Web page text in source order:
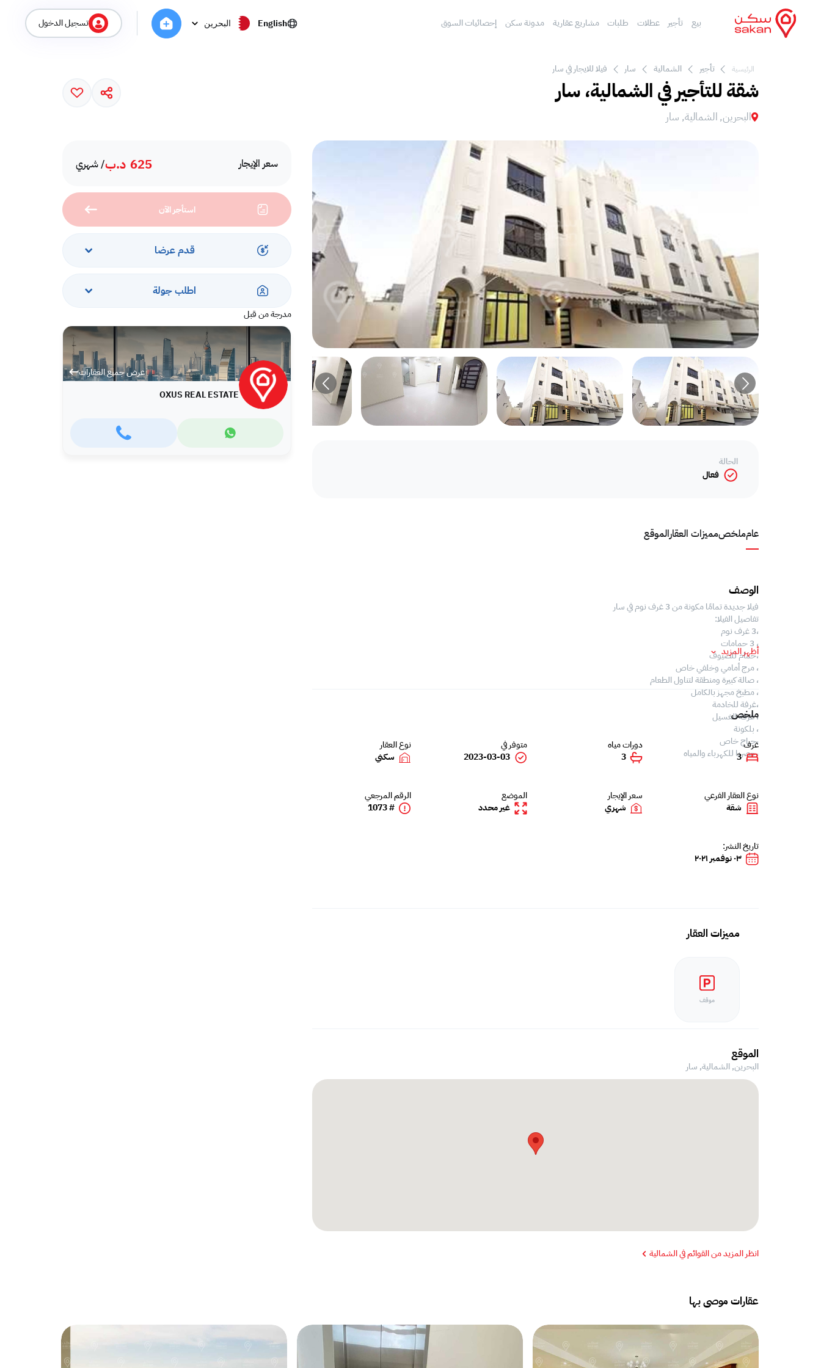
بيع تأجير عطلات طلبات مشاريع عقارية مدونة سكن إحصائيات السوق English البحرين تسجيل الدخول
الرئيسية تأجير الشمالية سار فيلا للايجار في سار
شقة للتأجير في الشمالية، سار
البحرين, الشمالية, سار
سعر الإيجار 625 د.ب/ شهري
استأجر الآن
قدم عرضا
اطلب جولة
مدرجة من قبل
عرض جميع العقارات
OXUS REAL ESTATE
عامملخصمميزات العقارالموقع
الحالة
فعال
الوصف
فيلا جديدة تمامًا مكونة من 3 غرف نوم في سار
تفاصيل الفيلا:
،3 غرف نوم
، 3 حمامات
،حمام للضيوف
، مرج أمامي وخلفي خاص
، صالة كبيرة ومنطقة لتناول الطعام
، مطبخ مجهز بالكامل
،غرفة للخادمة
، غرفة الغسيل
، بلكونة
،جراج خاص
،حصريا للكهرباء والمياه
أظهر المزيد
ملخص
غرف
3
دورات مياه
3
متوفر في
2023-03-03
نوع العقار
سكني
نوع العقار الفرعي
شقة
سعر الإيجار
شهري
الموضع
غير محدد
الرقم المرجعي
# 1073
تاريخ النشر:
٠٣ نوفمبر ٢٠٢١
مميزات العقار
موقف
الموقع
البحرين, الشمالية, سار
انظر المزيد من القوائم في الشمالية
عقارات موصى بها